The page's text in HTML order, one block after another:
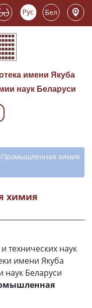
имени Якуба
наук Беларуси
по
химия
химия
технических наук
имени Якуба
Беларуси